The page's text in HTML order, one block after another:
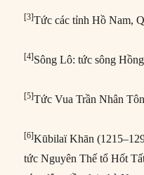
[3]Tức các tỉnh Hồ Nam,
[4]Sông Lô: tức sông
[5]Tức Vua Trần Nhân
[6]Kūbilaï Khān
tức Nguyên Thế tổ Hốt